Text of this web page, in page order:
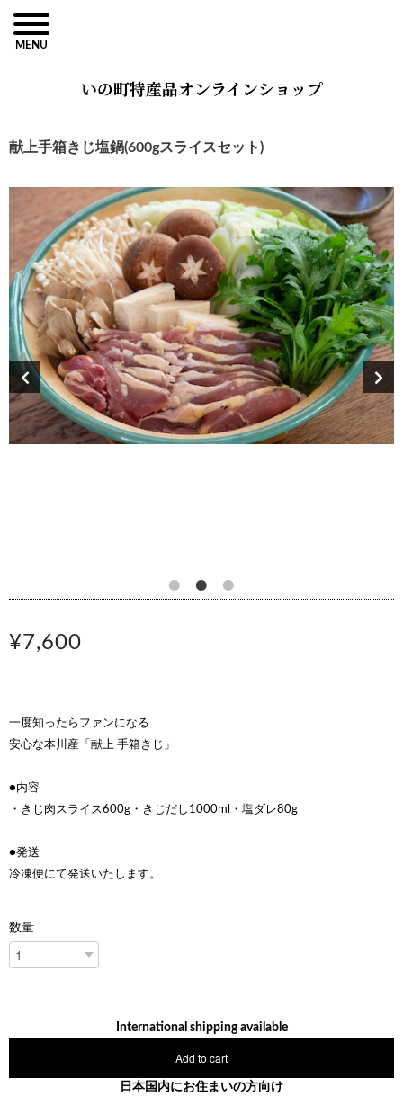
MENU
いの町特産品オンラインショップ
献上手箱きじ塩鍋(600gスライスセット)
¥7,600
一度知ったらファンになる
安心な本川産「献上 手箱きじ」
●内容
・きじ肉スライス600g・きじだし1000ml・塩ダレ80g
●発送
冷凍便にて発送いたします。
数量
International shipping available
Add to cart
日本国内にお住まいの方向け